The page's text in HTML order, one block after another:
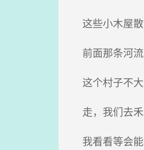
这些小木屋散
前面那条河流
这个村子不大
走，我们去禾
我看看等会能